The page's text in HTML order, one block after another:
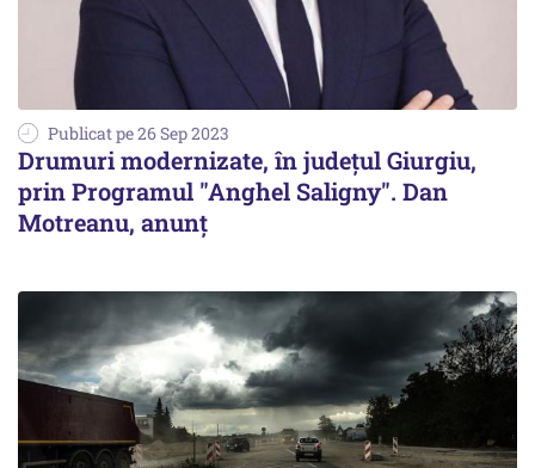
Publicat pe 26 Sep 2023
Drumuri modernizate, în județul Giurgiu,
prin Programul "Anghel Saligny". Dan
Motreanu, anunț